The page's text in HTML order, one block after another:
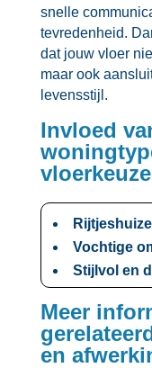
snelle
tevredenheid.​
dat jouw vloer
maar ook
levensstijl.​
Invloed
vloerkeuze
Vochtige
Stijlvol en
Meer
en